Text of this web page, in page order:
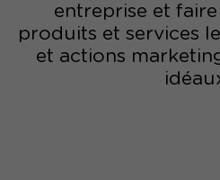
entreprise et
produits et services
et actions